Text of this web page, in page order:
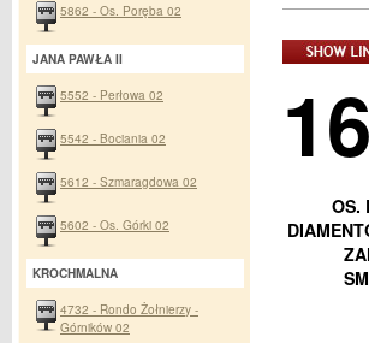
OS.
5862 - Os. Poręba 02
JANA PAWŁA II
5552 - Perłowa 02
5542 - Bociania 02
5612 - Szmaragdowa 02
5602 - Os. Górki 02
KROCHMALNA
4732 - Rondo Żołnierzy -
Górników 02